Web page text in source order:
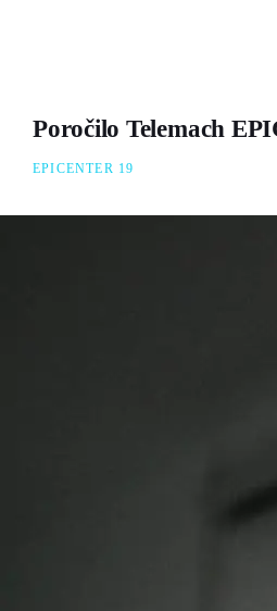
Poročilo Telemach
EPICENTER 19